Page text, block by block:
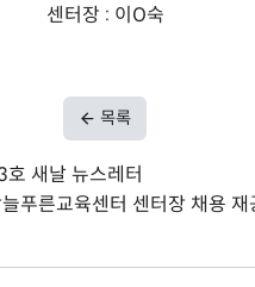
센터장 : 이O숙
목록
새날 뉴스레터
푸른교육센터 센터장 채용 재